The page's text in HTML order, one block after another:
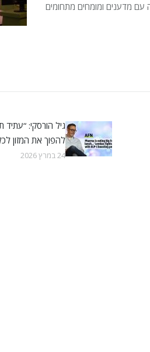
עם מדענים ומומחים מתחומים
גיל הורסקי: “עתיד
להפוך את המזון
24 במרץ 2026